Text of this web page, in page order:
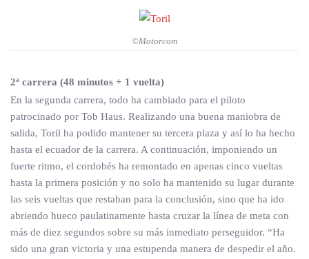
©Motorcom
2ª carrera (48 minutos + 1 vuelta)
En la segunda carrera, todo ha cambiado para el piloto
patrocinado por Tob Haus. Realizando una buena maniobra de
salida, Toril ha podido mantener su tercera plaza y así lo ha hecho
hasta el ecuador de la carrera. A continuación, imponiendo un
fuerte ritmo, el cordobés ha remontado en apenas cinco vueltas
hasta la primera posición y no solo ha mantenido su lugar durante
las seis vueltas que restaban para la conclusión, sino que ha ido
abriendo hueco paulatinamente hasta cruzar la línea de meta con
más de diez segundos sobre su más inmediato perseguidor. “Ha
sido una gran victoria y una estupenda manera de despedir el año.